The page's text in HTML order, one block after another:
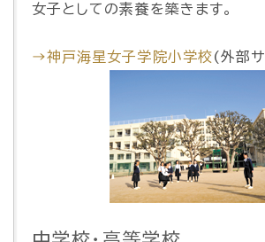
女子としての素養を築きます。
→神戸海星女子学院小学校(外部サ